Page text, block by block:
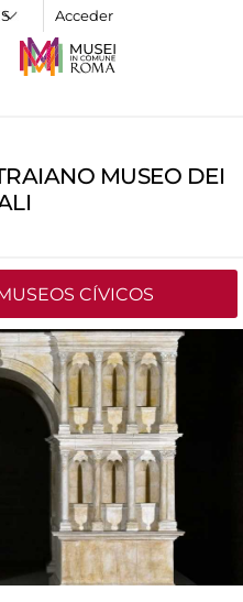
Acceder
MUSEO DEI
CÍVICOS